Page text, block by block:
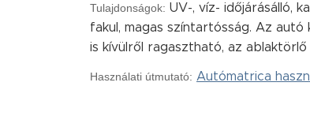
Tulajdonságok: UV-, víz- időjárásálló,
fakul, magas színtartósság. Az
is kívülről ragasztható, az ablaktörlő
Használati útmutató: Autómatrica